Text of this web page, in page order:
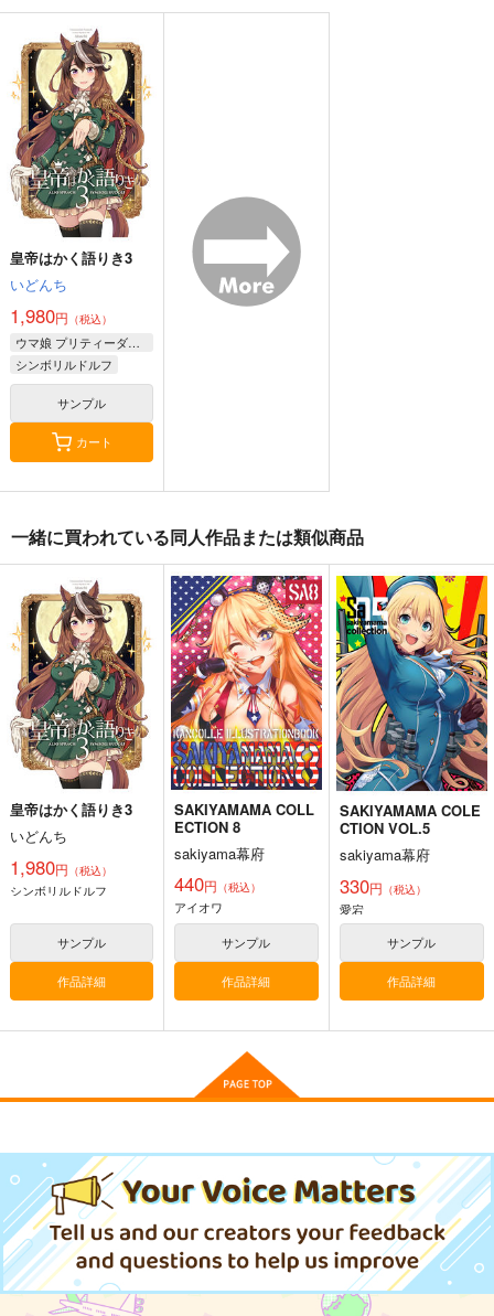
Thonbricchi～トンブ
リちゃんとねこてーと
く
KURONEKO-WORK's-
くろねこわぁくす-
660円（税込）
艦隊これくしょん-艦これ-
トンブリ
明石 大淀
サンプル
カート
サンプル
カート
ゲームマスター響～リ
アル脱出ゲーム編～
さといも牧場
787円（税込）
艦隊これくしょん-艦これ-
響
第六駆逐隊
サンプル
カート
軍艦・艦載機のひみ
つ 総集編その19
EINSATZ GRUPPE
＆ MANITOU
専売 1,100円（税込）
艦隊これくしょん-艦これ-
サンプル
カート
気高き者達の碑
帝國交響楽団
1,870円（税込）
艦隊これくしょん-艦これ-
赤城
加賀 飛龍
サンプル
カート
Mystic Lab
艦隊これくしょん-艦これ-
暁
空母ヲ級
サンプル
カート
艦これプロレス24
Mystic Lab
サンプル
カート
Paradise of Thunder
小書会
艦隊これくしょん-艦これ-
電
サンプル
カート
皇帝はかく語りき3
いどんち
1,980円 （税込）
ウマ娘 プリティーダービー
シンボリルドルフ
ジェンティルドンナ
サンプル
カート
一緒に買われている同人作品または類似商品
皇帝はかく語りき3
いどんち
1,980円 （税込）
シンボリルドルフ
サンプル
作品詳細
SAKIYAMAMA COLL
ECTION 8
sakiyama幕府
440円 （税込）
アイオワ
サンプル
作品詳細
SAKIYAMAMA COLE
CTION VOL.5
sakiyama幕府
330円 （税込）
愛宕
サンプル
作品詳細